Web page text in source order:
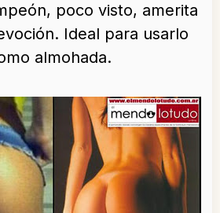
poco visto, amerita
Ideal para usarlo
almohada.